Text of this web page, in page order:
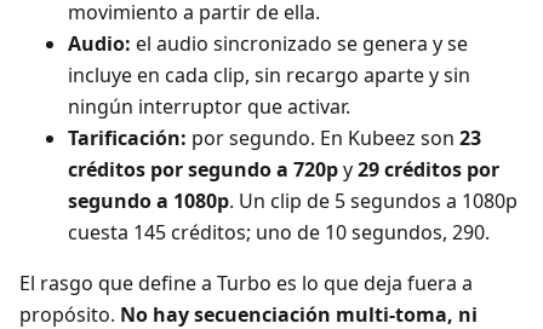
movimiento a partir de ella.
Audio: el audio sincronizado se genera y se
incluye en cada clip, sin recargo aparte y sin
ningún interruptor que activar.
Tarificación: por segundo. En Kubeez son 23
créditos por segundo a 720py29 créditos por
segundo a 1080p. Un clip de 5 segundos a 1080p
cuesta 145 créditos; uno de 10 segundos, 290.
El rasgo que define a Turbo es lo que deja fuera a
propósito. No hay secuenciación multi-toma, ni